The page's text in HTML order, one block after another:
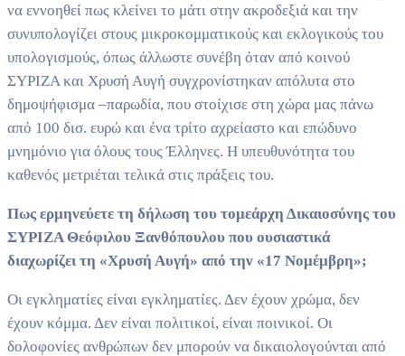
να εννοηθεί πως κλείνει το μάτι στην ακροδεξιά και την
συνυπολογίζει στους μικροκομματικούς και εκλογικούς του
υπολογισμούς, όπως άλλωστε συνέβη όταν από κοινού
ΣΥΡΙΖΑ και Χρυσή Αυγή συγχρονίστηκαν απόλυτα στο
δημοψήφισμα –παρωδία, που στοίχισε στη χώρα μας πάνω
από 100 δισ. ευρώ και ένα τρίτο αχρείαστο και επώδυνο
μνημόνιο για όλους τους Έλληνες. Η υπευθυνότητα του
καθενός μετριέται τελικά στις πράξεις του.
Πως ερμηνεύετε τη δήλωση του τομεάρχη Δικαιοσύνης του
ΣΥΡΙΖΑ Θεόφιλου Ξανθόπουλου που ουσιαστικά
διαχωρίζει τη «Χρυσή Αυγή» από την «17 Νομέμβρη»;
Οι εγκληματίες είναι εγκληματίες. Δεν έχουν χρώμα, δεν
έχουν κόμμα. Δεν είναι πολιτικοί, είναι ποινικοί. Οι
δολοφονίες ανθρώπων δεν μπορούν να δικαιολογούνται από